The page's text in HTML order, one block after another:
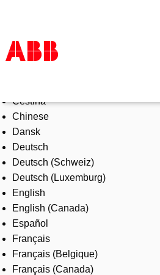
Products & Solutions
Industries
Services
About us
Where to buy
Contact us
Careers
Čeština
Chinese
Dansk
Deutsch
Deutsch (Schweiz)
Deutsch (Luxemburg)
English
English (Canada)
Español
Français
Français (Belgique)
Français (Canada)